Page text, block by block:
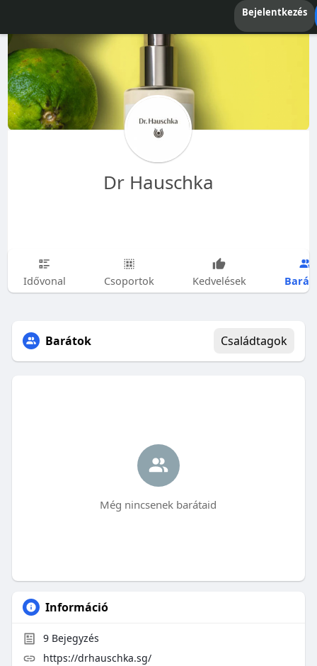
Bejelentkezés
Dr Hauschka
Idővonal Csoportok Kedvelések
Barátok Családtagok
Még nincsenek barátaid
Információ
9Bejegyzés
https://drhauschka.sg/